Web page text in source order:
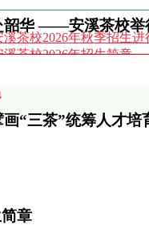
韶华 ——安溪茶校
“三茶”统筹人才培
章
茶校2026年秋季招生进
茶校2026年招生简章